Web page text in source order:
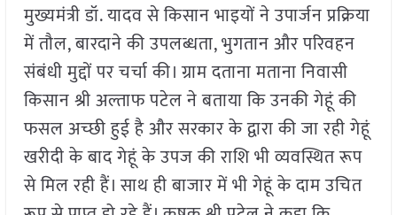
मुख्यमंत्री डॉ. यादव से किसान भाइयों ने उपार्जन प्रक्रिया
में तौल, बारदाने की उपलब्धता, भुगतान और परिवहन
संबंधी मुद्दों पर चर्चा की। ग्राम दताना मताना निवासी
किसान श्री अल्ताफ पटेल ने बताया कि उनकी गेहूं की
फसल अच्‍छी हुई है और सरकार के द्वारा की जा रही गेहूं
खरीदी के बाद गेहूं के उपज की राशि भी व्यवस्थित रूप
से मिल रही हैं। साथ ही बाजार में भी गेहूं के दाम उचित